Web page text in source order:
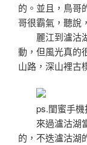
的。並且，鳥哥
哥很霸氣，聽說
麗江到瀘沽湖
動，但風光真的
山路，深山裡古
ps.閨蜜手機
來過瀘沽湖當
的，不迭瀘沽湖